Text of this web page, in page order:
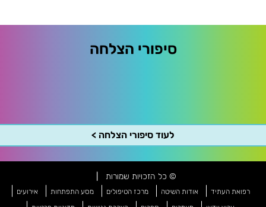
סיפורי הצלחה
לעוד סיפורי הצלחה >
© כל הזכויות שמורות
רפואת העתיד אודות השיטה מרכז הטיפולים מסע התפתחות
אירועים